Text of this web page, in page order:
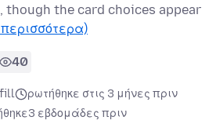
the card choices appear
40
ρωτήθηκε στις 3 μήνες πριν
3 εβδομάδες πριν